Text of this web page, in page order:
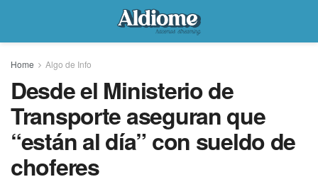
Home Algo de Info
Desde el Ministerio de
Transporte aseguran que
“están al día” con sueldo de
choferes